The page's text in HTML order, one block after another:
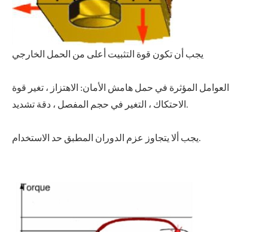
يجب أن تكون قوة التثبيت أعلى من الحمل الخارجي
العوامل المؤثرة في حمل هامش الأمان: الاهتزاز ، تغير قوة
الاحتكاك ، التغير في حجم المفصل ، دقة تشديد.
يجب ألا يتجاوز عزم الدوران المطبق حد الاستخدام.